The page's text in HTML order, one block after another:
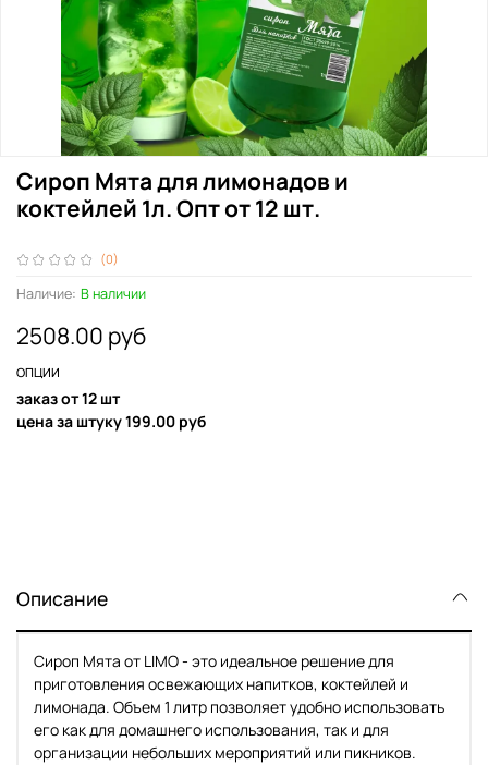
(0)
Наличие: В наличии
Сироп Мята для лимонадов и
коктейлей 1л. Опт от 12 шт.
2508.00 руб
ОПЦИИ
заказ от 12 шт
цена за штуку 199.00 руб
Описание
Сироп Мята от LIMO - это идеальное решение для
приготовления освежающих напитков, коктейлей и
лимонада. Объем 1 литр позволяет удобно использовать
его как для домашнего использования, так и для
организации небольших мероприятий или пикников.